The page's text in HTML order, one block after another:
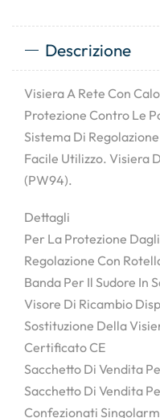
Descrizione
Visiera A Rete Con
Protezione Contro Le
Sistema Di
Facile Utilizzo. Visiera
(PW94).
Dettagli
Per La Protezione
Regolazione Con
Banda Per Il Sudore In
Visore Di Ricambio
Sostituzione Della
Certificato CE
Sacchetto Di Vendita
Sacchetto Di Vendita
Confezionati